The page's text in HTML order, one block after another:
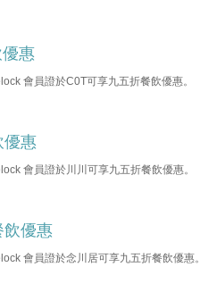
惠
會員證於C0T可享九五折餐飲優惠。
優惠
會員證於川川可享九五折餐飲優惠。
飲優惠
會員證於念川居可享九五折餐飲優惠。